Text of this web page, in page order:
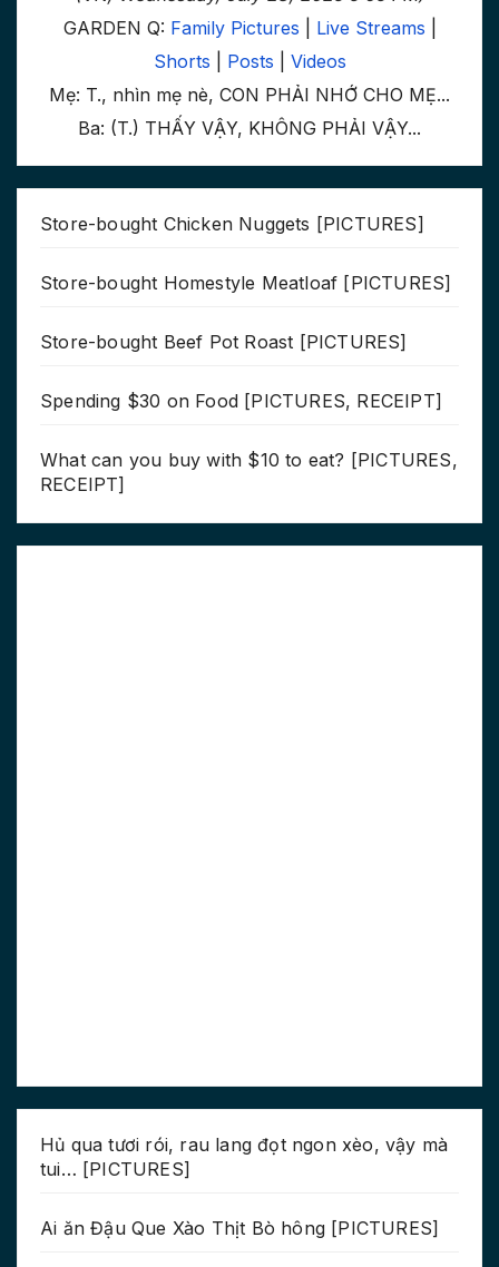
GARDEN Q: Family Pictures Live Streams
Shorts
Posts
Videos
Mẹ: T., nhìn mẹ nè, CON PHẢI NHỚ CHO MẸ...
Ba: (T.) THẤY VẬY, KHÔNG PHẢI VẬY...
Store-bought Chicken Nuggets [PICTURES]
Store-bought Homestyle Meatloaf [PICTURES]
Store-bought Beef Pot Roast [PICTURES]
Spending $30 on Food [PICTURES, RECEIPT]
What can you buy with $10 to eat? [PICTURES,
RECEIPT]
Hủ qua tươi rói, rau lang đọt ngon xèo, vậy mà
tui… [PICTURES]
Ai ăn Đậu Que Xào Thịt Bò hông [PICTURES]